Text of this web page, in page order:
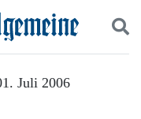
Juli 2006